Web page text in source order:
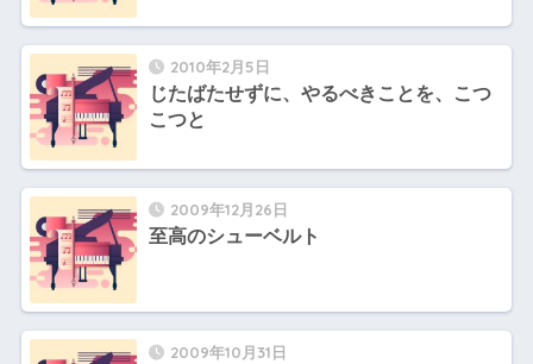
2010年2月5日
じたばたせずに、やるべきことを、こつ
こつと
2009年12月26日
至高のシューベルト
2009年10月31日